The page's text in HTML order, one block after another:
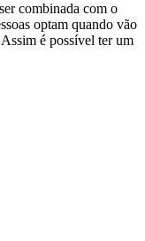
combinada com o
optam quando vão
é possível ter um